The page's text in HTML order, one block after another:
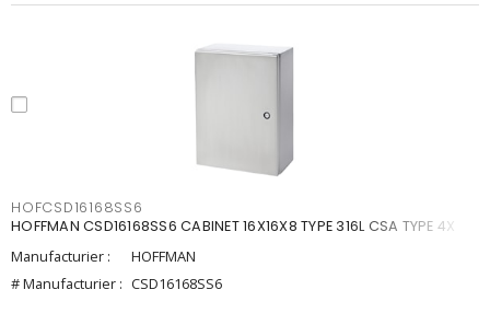
HOFCSD16168SS6
HOFFMAN CSD16168SS6 CABINET 16X16X8 TYPE 316L CSA TYPE 4X
Manufacturier :
HOFFMAN
# Manufacturier : CSD16168SS6